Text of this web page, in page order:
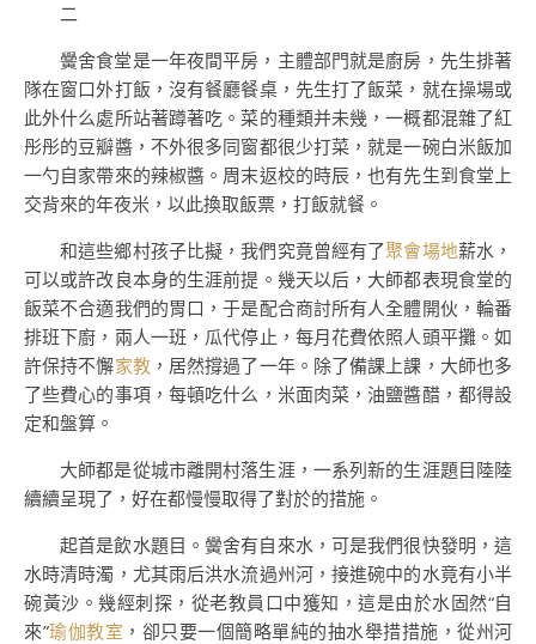
二
黌舍食堂是一年夜間平房，主體部門就是廚房，先生排著
隊在窗口外打飯，沒有餐廳餐桌，先生打了飯菜，就在操場或
此外什么處所站著蹲著吃。菜的種類并未幾，一概都混雜了紅
彤彤的豆瓣醬，不外很多同窗都很少打菜，就是一碗白米飯加
一勺自家帶來的辣椒醬。周末返校的時辰，也有先生到食堂上
交背來的年夜米，以此換取飯票，打飯就餐。
和這些鄉村孩子比擬，我們究竟曾經有了聚會場地薪水，
可以或許改良本身的生涯前提。幾天以后，大師都表現食堂的
飯菜不合適我們的胃口，于是配合商討所有人全體開伙，輪番
排班下廚，兩人一班，瓜代停止，每月花費依照人頭平攤。如
許保持不懈家教，居然撐過了一年。除了備課上課，大師也多
了些費心的事項，每頓吃什么，米面肉菜，油鹽醬醋，都得設
定和盤算。
大師都是從城市離開村落生涯，一系列新的生涯題目陸陸
續續呈現了，好在都慢慢取得了對於的措施。
起首是飲水題目。黌舍有自來水，可是我們很快發明，這
水時清時濁，尤其雨后洪水流過州河，接進碗中的水竟有小半
碗黃沙。幾經刺探，從老教員口中獲知，這是由於水固然“自
來”瑜伽教室 ，卻只要一個簡略單純的抽水舉措措施，從州河